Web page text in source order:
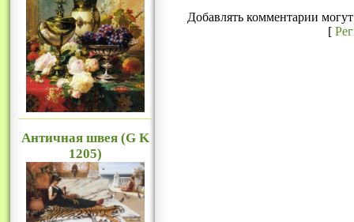
Античная швея (G K
1205)
Добавлять комментарии
[